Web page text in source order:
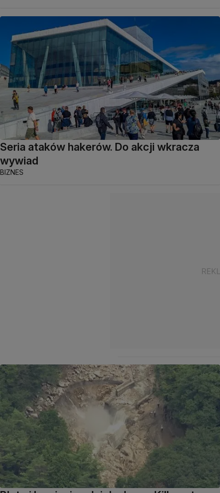
Seria ataków hakerów. Do akcji wkracza
wywiad
BIZNES